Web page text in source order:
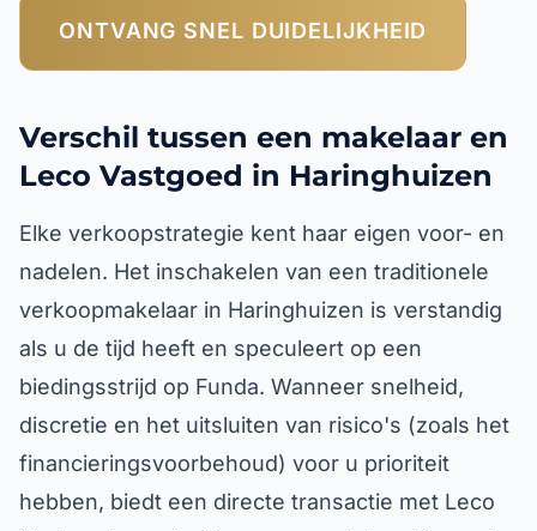
ONTVANG SNEL DUIDELIJKHEID
Verschil tussen een makelaar en
Leco Vastgoed in Haringhuizen
Elke verkoopstrategie kent haar eigen voor- en
nadelen. Het inschakelen van een traditionele
verkoopmakelaar in Haringhuizen is verstandig
als u de tijd heeft en speculeert op een
biedingsstrijd op Funda. Wanneer snelheid,
discretie en het uitsluiten van risico's (zoals het
financieringsvoorbehoud) voor u prioriteit
hebben, biedt een directe transactie met Leco